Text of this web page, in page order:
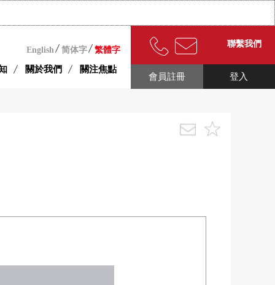
English 简体字 繁體字
關於我們 關注焦點
聯繫我們
登入
會員註冊